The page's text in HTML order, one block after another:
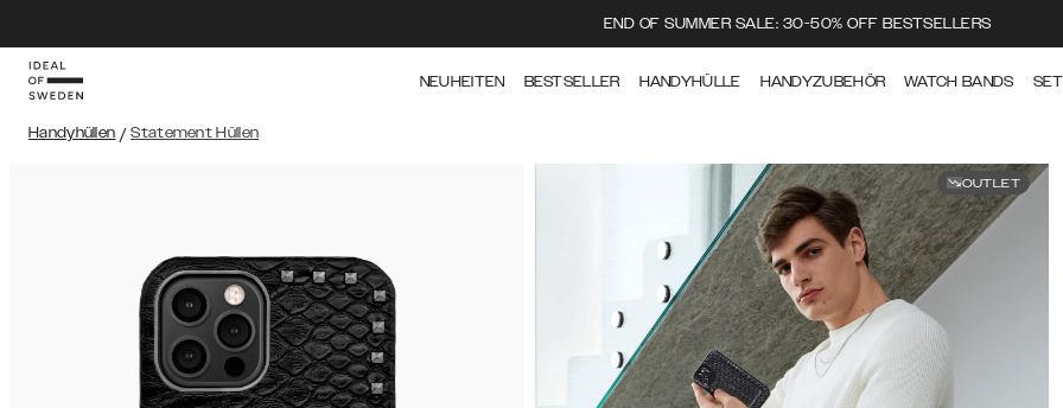
END OF SUMMER SALE: 30-50% OFF BESTSELLERS
NEUHEITEN BESTSELLER HANDYHÜLLE HANDYZUBEHÖR WATCH BANDS
Handyhüllen / Statement Hüllen
OUTLET